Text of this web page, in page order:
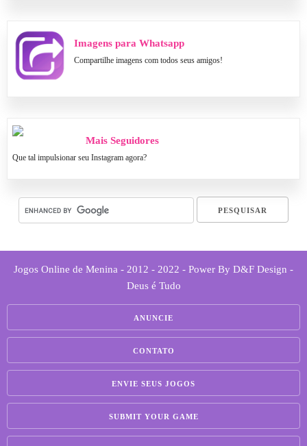
Imagens para Whatsapp
Compartilhe imagens com todos seus amigos!
Mais Seguidores
Que tal impulsionar seu Instagram agora?
Jogos Online de Menina - 2012 - 2022 - Power By D&F Design -
Deus é Tudo
ANUNCIE
CONTATO
ENVIE SEUS JOGOS
SUBMIT YOUR GAME